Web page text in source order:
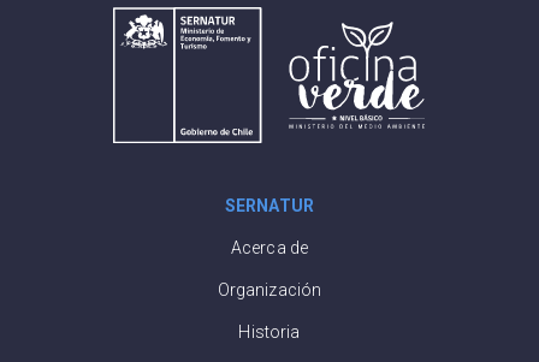
SERNATUR
Acerca de
Organización
Historia